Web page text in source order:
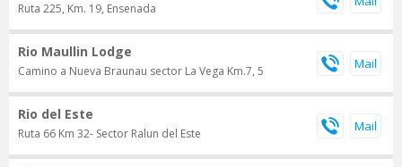
Ruta 225, Km. 19, Ensenada
Rio Maullin Lodge
Camino a Nueva Braunau sector La Vega Km.7, 5
Rio del Este
Ruta 66 Km 32- Sector Ralun del Este